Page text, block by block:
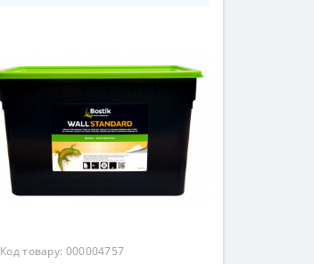
Код товару: 000004757